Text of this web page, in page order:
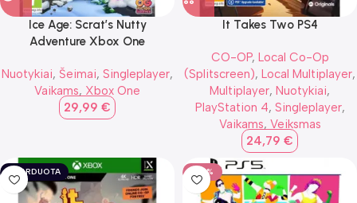
Ice Age: Scrat’s Nutty
Adventure Xbox One
Nuotykiai, Šeimai, Singleplayer,
Vaikams, Xbox One
29,99 €
It Takes Two PS4
CO-OP, Local Co-Op
(Splitscreen), Local Multiplayer,
Multiplayer, Nuotykiai,
PlayStation 4, Singleplayer,
Vaikams, Veiksmas
24,79 €
IŠPARDUOTA -50%